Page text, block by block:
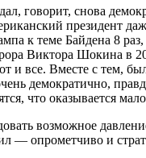
говорит, снова
президент
к теме Байдена 8
Виктора Шокина
и все. Вместе с тем,
демократично,
что оказывается
возможное
— опрометчиво и